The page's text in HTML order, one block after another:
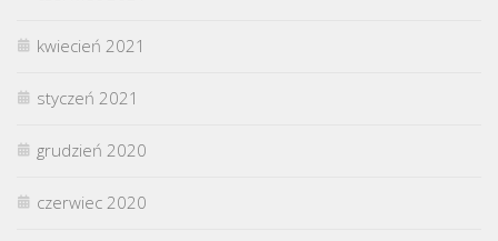
kwiecień 2021
styczeń 2021
grudzień 2020
czerwiec 2020